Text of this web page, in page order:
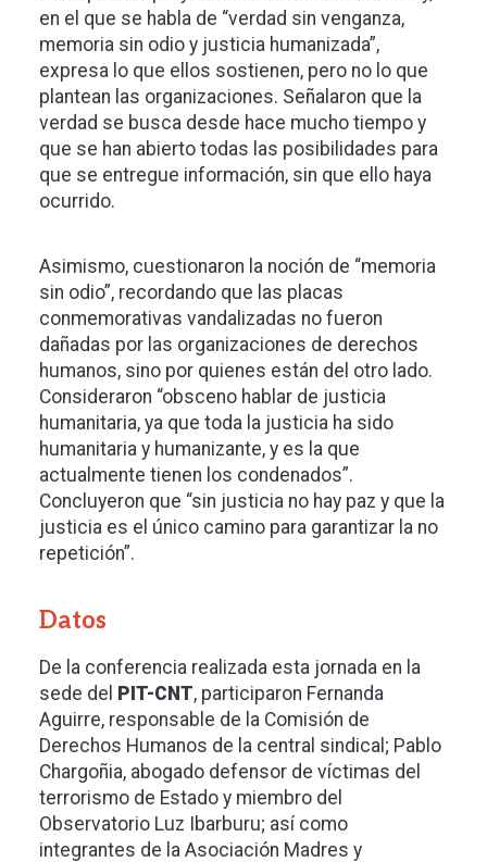
en el que se habla de “verdad sin venganza,
memoria sin odio y justicia humanizada”,
expresa lo que ellos sostienen, pero no lo que
plantean las organizaciones. Señalaron que la
verdad se busca desde hace mucho tiempo y
que se han abierto todas las posibilidades para
que se entregue información, sin que ello haya
ocurrido.
Asimismo, cuestionaron la noción de “memoria
sin odio”, recordando que las placas
conmemorativas vandalizadas no fueron
dañadas por las organizaciones de derechos
humanos, sino por quienes están del otro lado.
Consideraron “obsceno hablar de justicia
humanitaria, ya que toda la justicia ha sido
humanitaria y humanizante, y es la que
actualmente tienen los condenados”.
Concluyeron que “sin justicia no hay paz y que la
justicia es el único camino para garantizar la no
repetición”.
Datos
De la conferencia realizada esta jornada en la
sede del PIT-CNT, participaron Fernanda
Aguirre, responsable de la Comisión de
Derechos Humanos de la central sindical; Pablo
Chargoñia, abogado defensor de víctimas del
terrorismo de Estado y miembro del
Observatorio Luz Ibarburu; así como
integrantes de la Asociación Madres y